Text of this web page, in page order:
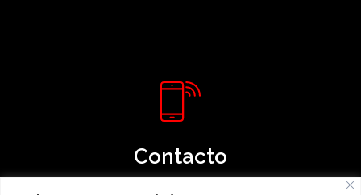
Contacto